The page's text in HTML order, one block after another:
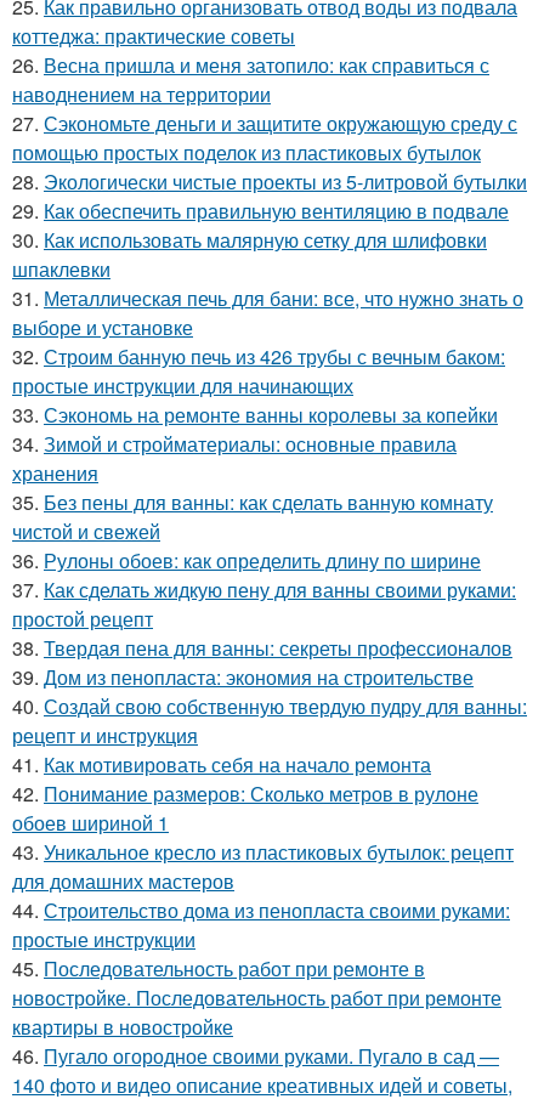
25. Как правильно организовать отвод воды из подвала
коттеджа: практические советы
26. Весна пришла и меня затопило: как справиться с
наводнением на территории
27. Сэкономьте деньги и защитите окружающую среду с
помощью простых поделок из пластиковых бутылок
28. Экологически чистые проекты из 5-литровой бутылки
29. Как обеспечить правильную вентиляцию в подвале
30. Как использовать малярную сетку для шлифовки
шпаклевки
31. Металлическая печь для бани: все, что нужно знать о
выборе и установке
32. Строим банную печь из 426 трубы с вечным баком:
простые инструкции для начинающих
33. Сэкономь на ремонте ванны королевы за копейки
34. Зимой и стройматериалы: основные правила
хранения
35. Без пены для ванны: как сделать ванную комнату
чистой и свежей
36. Рулоны обоев: как определить длину по ширине
37. Как сделать жидкую пену для ванны своими руками:
простой рецепт
38. Твердая пена для ванны: секреты профессионалов
39. Дом из пенопласта: экономия на строительстве
40. Создай свою собственную твердую пудру для ванны:
рецепт и инструкция
41. Как мотивировать себя на начало ремонта
42. Понимание размеров: Сколько метров в рулоне
обоев шириной 1
43. Уникальное кресло из пластиковых бутылок: рецепт
для домашних мастеров
44. Строительство дома из пенопласта своими руками:
простые инструкции
45. Последовательность работ при ремонте в
новостройке. Последовательность работ при ремонте
квартиры в новостройке
46. Пугало огородное своими руками. Пугало в сад —
140 фото и видео описание креативных идей и советы,